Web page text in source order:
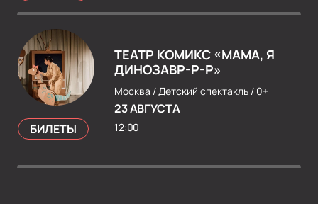
ТЕАТР КОМИКС «МАМА, Я
ДИНОЗАВР-Р-Р»
Москва /Детский спектакль / 0+
23 АВГУСТА
12:00
БИЛЕТЫ